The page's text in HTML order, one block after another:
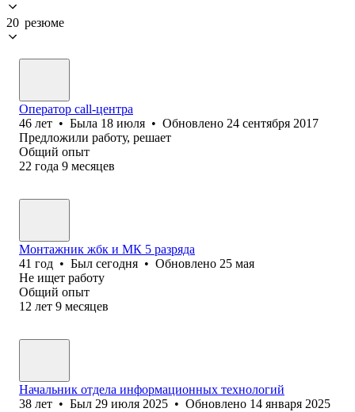
20 резюме
Оператор call-центра
46 лет • Была 18 июля • Обновлено 24 сентября 2017
Предложили работу, решает
Общий опыт
22 года 9 месяцев
Монтажник жбк и МК 5 разряда
41 год • Был сегодня • Обновлено 25 мая
Не ищет работу
Общий опыт
12 лет 9 месяцев
Начальник отдела информационных технологий
38 лет • Был 29 июля 2025 • Обновлено 14 января 2025